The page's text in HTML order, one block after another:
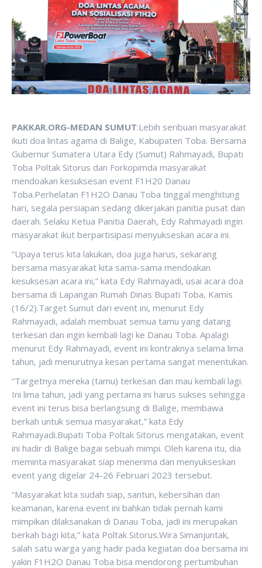
PAKKAR.ORG-MEDAN SUMUT:Lebih seribuan masyarakat
ikuti doa lintas agama di Balige, Kabupaten Toba. Bersama
Gubernur Sumatera Utara Edy (Sumut) Rahmayadi, Bupati
Toba Poltak Sitorus dan Forkopimda masyarakat
mendoakan kesuksesan event F1H20 Danau
Toba.Perhelatan F1H2O Danau Toba tinggal menghitung
hari, segala persiapan sedang dikerjakan panitia pusat dan
daerah. Selaku Ketua Panitia Daerah, Edy Rahmayadi ingin
masyarakat ikut berpartisipasi menyukseskan acara ini.
“Upaya terus kita lakukan, doa juga harus, sekarang
bersama masyarakat kita sama-sama mendoakan
kesuksesan acara ini,” kata Edy Rahmayadi, usai acara doa
bersama di Lapangan Rumah Dinas Bupati Toba, Kamis
(16/2).Target Sumut dari event ini, menurut Edy
Rahmayadi, adalah membuat semua tamu yang datang
terkesan dan ingin kembali lagi ke Danau Toba. Apalagi
menurut Edy Rahmayadi, event ini kontraknya selama lima
tahun, jadi menurutnya kesan pertama sangat menentukan.
“Targetnya mereka (tamu) terkesan dan mau kembali lagi.
Ini lima tahun, jadi yang pertama ini harus sukses sehingga
event ini terus bisa berlangsung di Balige, membawa
berkah untuk semua masyarakat,” kata Edy
Rahmayadi.Bupati Toba Poltak Sitorus mengatakan, event
ini hadir di Balige bagai sebuah mimpi. Oleh karena itu, dia
meminta masyarakat siap menerima dan menyukseskan
event yang digelar 24-26 Februari 2023 tersebut.
“Masyarakat kita sudah siap, santun, kebersihan dan
keamanan, karena event ini bahkan tidak pernah kami
mimpikan dilaksanakan di Danau Toba, jadi ini merupakan
berkah bagi kita,” kata Poltak Sitorus.Wira Simanjuntak,
salah satu warga yang hadir pada kegiatan doa bersama ini
yakin F1H2O Danau Toba bisa mendorong pertumbuhan